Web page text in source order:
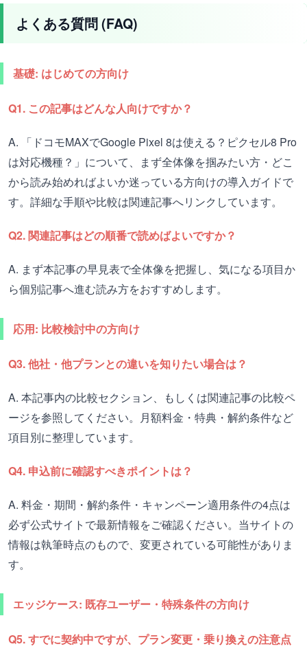
よくある質問 (FAQ)
基礎: はじめての方向け
Q1. この記事はどんな人向けですか？
A. 「ドコモMAXでGoogle Pixel 8は使える？ピクセル8 Pro
は対応機種？」について、まず全体像を掴みたい方・どこ
から読み始めればよいか迷っている方向けの導入ガイドで
す。詳細な手順や比較は関連記事へリンクしています。
Q2. 関連記事はどの順番で読めばよいですか？
A. まず本記事の早見表で全体像を把握し、気になる項目か
ら個別記事へ進む読み方をおすすめします。
応用: 比較検討中の方向け
Q3. 他社・他プランとの違いを知りたい場合は？
A. 本記事内の比較セクション、もしくは関連記事の比較ペ
ージを参照してください。月額料金・特典・解約条件など
項目別に整理しています。
Q4. 申込前に確認すべきポイントは？
A. 料金・期間・解約条件・キャンペーン適用条件の4点は
必ず公式サイトで最新情報をご確認ください。当サイトの
情報は執筆時点のもので、変更されている可能性がありま
す。
エッジケース: 既存ユーザー・特殊条件の方向け
Q5. すでに契約中ですが、プラン変更・乗り換えの注意点